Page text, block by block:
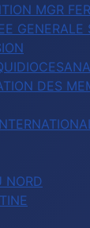
MGR
GENERALE
DES
NORD